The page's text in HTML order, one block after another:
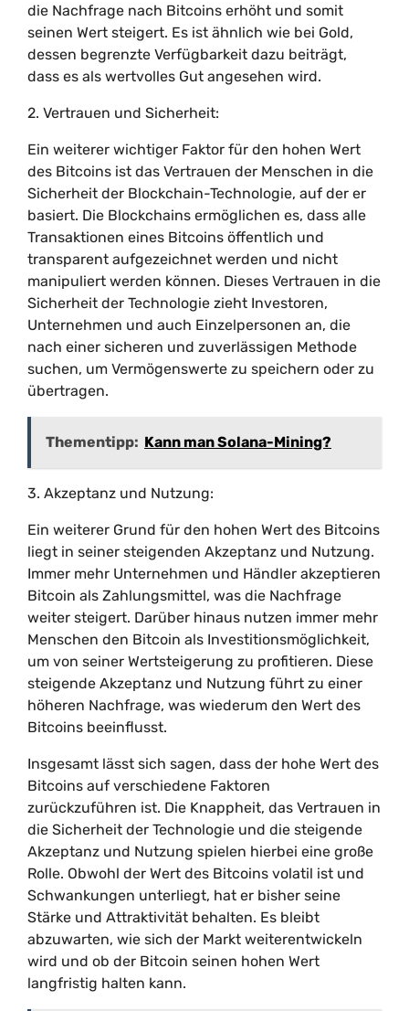
die Nachfrage nach Bitcoins erhöht und somit
seinen Wert steigert. Es ist ähnlich wie bei Gold,
dessen begrenzte Verfügbarkeit dazu beiträgt,
dass es als wertvolles Gut angesehen wird.
2. Vertrauen und Sicherheit:
Ein weiterer wichtiger Faktor für den hohen Wert
des Bitcoins ist das Vertrauen der Menschen in die
Sicherheit der Blockchain-Technologie, auf der er
basiert. Die Blockchains ermöglichen es, dass alle
Transaktionen eines Bitcoins öffentlich und
transparent aufgezeichnet werden und nicht
manipuliert werden können. Dieses Vertrauen in die
Sicherheit der Technologie zieht Investoren,
Unternehmen und auch Einzelpersonen an, die
nach einer sicheren und zuverlässigen Methode
suchen, um Vermögenswerte zu speichern oder zu
übertragen.
Thementipp: Kann man Solana-Mining?
3. Akzeptanz und Nutzung:
Ein weiterer Grund für den hohen Wert des Bitcoins
liegt in seiner steigenden Akzeptanz und Nutzung.
Immer mehr Unternehmen und Händler akzeptieren
Bitcoin als Zahlungsmittel, was die Nachfrage
weiter steigert. Darüber hinaus nutzen immer mehr
Menschen den Bitcoin als Investitionsmöglichkeit,
um von seiner Wertsteigerung zu profitieren. Diese
steigende Akzeptanz und Nutzung führt zu einer
höheren Nachfrage, was wiederum den Wert des
Bitcoins beeinflusst.
Insgesamt lässt sich sagen, dass der hohe Wert des
Bitcoins auf verschiedene Faktoren
zurückzuführen ist. Die Knappheit, das Vertrauen in
die Sicherheit der Technologie und die steigende
Akzeptanz und Nutzung spielen hierbei eine große
Rolle. Obwohl der Wert des Bitcoins volatil ist und
Schwankungen unterliegt, hat er bisher seine
Stärke und Attraktivität behalten. Es bleibt
abzuwarten, wie sich der Markt weiterentwickeln
wird und ob der Bitcoin seinen hohen Wert
langfristig halten kann.